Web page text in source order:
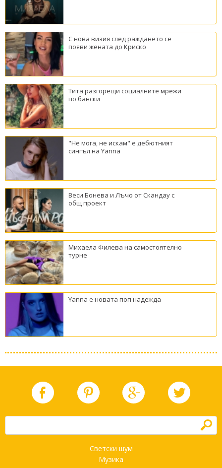
С нова визия след раждането се
появи жената до Криско
Тита разгорещи социалните мрежи
по бански
"Не мога, не искам" е дебютният
сингъл на Yanna
Веси Бонева и Лъчо от Скандау с
общ проект
Михаела Филева на самостоятелно
турне
Yanna е новата поп надежда
h
Светски шум
Музика